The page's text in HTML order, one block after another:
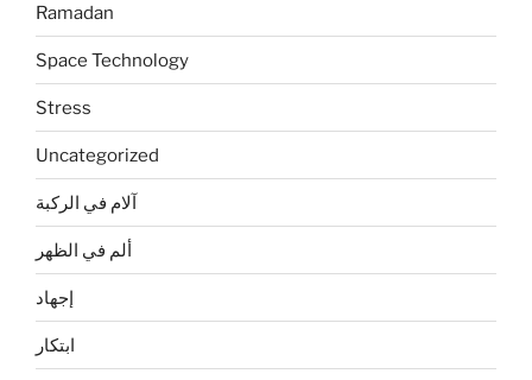
Ramadan
Space Technology
Stress
Uncategorized
آلام في الركبة
ألم في الظهر
إجهاد
ابتكار